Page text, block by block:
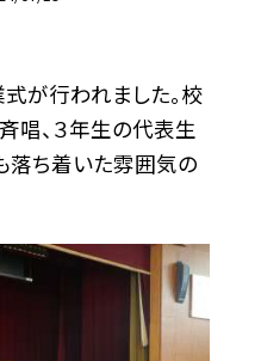
が行われました。校
唱、３年生の代表生
落ち着いた雰囲気の